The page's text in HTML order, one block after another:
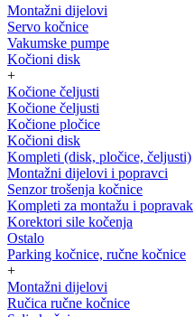
Montažni dijelovi
Servo kočnice
Vakumske pumpe
Kočioni disk
+
Kočione čeljusti
Kočione čeljusti
Kočione pločice
Kočioni disk
Kompleti (disk, pločice, čeljusti)
Montažni dijelovi i popravci
Senzor trošenja kočnice
Kompleti za montažu i popravak
Korektori sile kočenja
Ostalo
Parking kočnice, ručne kočnice
+
Montažni dijelovi
Ručica ručne kočnice